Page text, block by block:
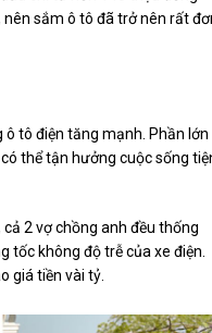
sắm ô tô đã trở nên rất
tô điện tăng mạnh. Phần lớn
thể tận hưởng cuộc sống
cả 2 vợ chồng anh đều thống
tốc không độ trễ của xe điện.
giá tiền vài tỷ.